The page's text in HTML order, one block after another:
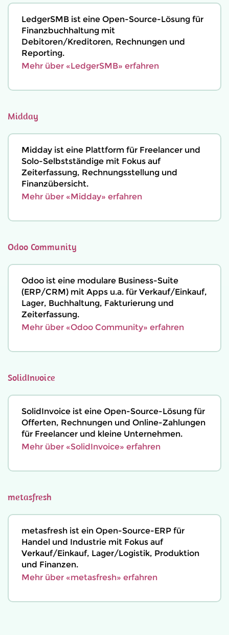
LedgerSMB ist eine Open-Source-Lösung für
Finanzbuchhaltung mit
Debitoren/Kreditoren, Rechnungen und
Reporting.
Mehr über «LedgerSMB» erfahren
Midday
Midday ist eine Plattform für Freelancer und
Solo-Selbstständige mit Fokus auf
Zeiterfassung, Rechnungsstellung und
Finanzübersicht.
Mehr über «Midday» erfahren
Odoo Community
Odoo ist eine modulare Business-Suite
(ERP/CRM) mit Apps u.a. für Verkauf/Einkauf,
Lager, Buchhaltung, Fakturierung und
Zeiterfassung.
Mehr über «Odoo Community» erfahren
SolidInvoice
SolidInvoice ist eine Open-Source-Lösung für
Offerten, Rechnungen und Online-Zahlungen
für Freelancer und kleine Unternehmen.
Mehr über «SolidInvoice» erfahren
metasfresh
metasfresh ist ein Open-Source-ERP für
Handel und Industrie mit Fokus auf
Verkauf/Einkauf, Lager/Logistik, Produktion
und Finanzen.
Mehr über «metasfresh» erfahren